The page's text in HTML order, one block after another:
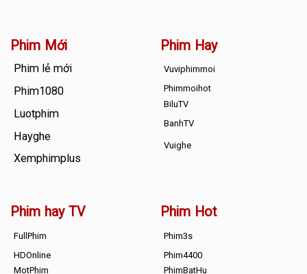
Phim Mới
Phim lẻ mới
Phim1080
Luotphim
Hayghe
Xemphimplus
Phim Hay
Vuviphimmoi
Phimmoihot
BiluTV
BanhTV
Vuighe
Phim hay TV
FullPhim
HDOnline
MotPhim
Phim Hot
Phim3s
Phim4400
PhimBatHu